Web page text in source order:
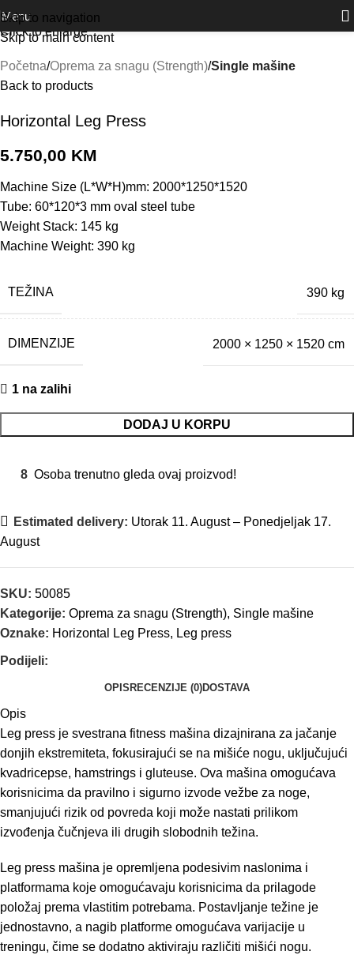
Skip to navigation
Skip to main content
Outlet
Menu
Click to enlarge
Početna Oprema za snagu (Strength) Single mašine
Back to products
Horizontal Leg Press
5.750,00 KM
Machine Size (L*W*H)mm: 2000*1250*1520
Tube: 60*120*3 mm oval steel tube
Weight Stack: 145 kg
Machine Weight: 390 kg
TEŽINA 390 kg
DIMENZIJE 2000 × 1250 × 1520 cm
1 na zalihi
DODAJ U KORPU
8 Osoba trenutno gleda ovaj proizvod!
Estimated delivery: Utorak 11. August – Ponedjeljak 17.
August
SKU: 50085
Kategorije: Oprema za snagu (Strength), Single mašine
Oznake: Horizontal Leg Press, Leg press
Podijeli:
OPIS RECENZIJE (0)DOSTAVA
Opis
Leg press je svestrana fitness mašina dizajnirana za jačanje
donjih ekstremiteta, fokusirajući se na mišiće nogu, uključujući
kvadricepse, hamstrings i gluteuse. Ova mašina omogućava
korisnicima da pravilno i sigurno izvode vežbe za noge,
smanjujući rizik od povreda koji može nastati prilikom
izvođenja čučnjeva ili drugih slobodnih težina.
Leg press mašina je opremljena podesivim naslonima i
platformama koje omogućavaju korisnicima da prilagode
položaj prema vlastitim potrebama. Postavljanje težine je
jednostavno, a nagib platforme omogućava varijacije u
treningu, čime se dodatno aktiviraju različiti mišići nogu.